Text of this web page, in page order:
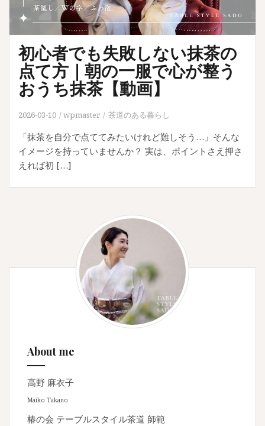
初心者でも失敗しない抹茶の
点て方｜朝の一服で心が整う
おうち抹茶【動画】
2026-03-10 wpmaster 茶道のある暮らし
「抹茶を自分で点ててみたいけれど難しそう…」そんな
イメージを持っていませんか？ 実は、ポイントさえ押さ
えれば初 […]
About me
高野 麻衣子
Maiko Takano
椿の会 テーブルスタイル茶道 師範